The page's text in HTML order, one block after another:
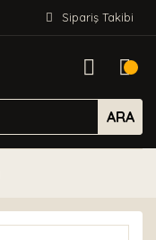
Sipariş Takibi
ARA